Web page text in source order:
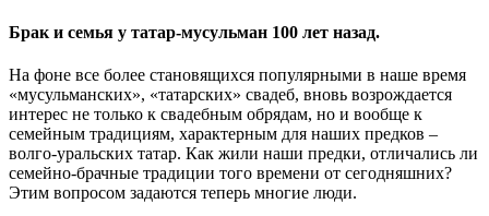
Брак и семья у татар-мусульман 100 лет назад.
На фоне все более становящихся популярными в наше время
«мусульманских», «татарских» свадеб, вновь возрождается
интерес не только к свадебным обрядам, но и вообще к
семейным традициям, характерным для наших предков –
волго-уральских татар. Как жили наши предки, отличались ли
семейно-брачные традиции того времени от сегодняшних?
Этим вопросом задаются теперь многие люди.